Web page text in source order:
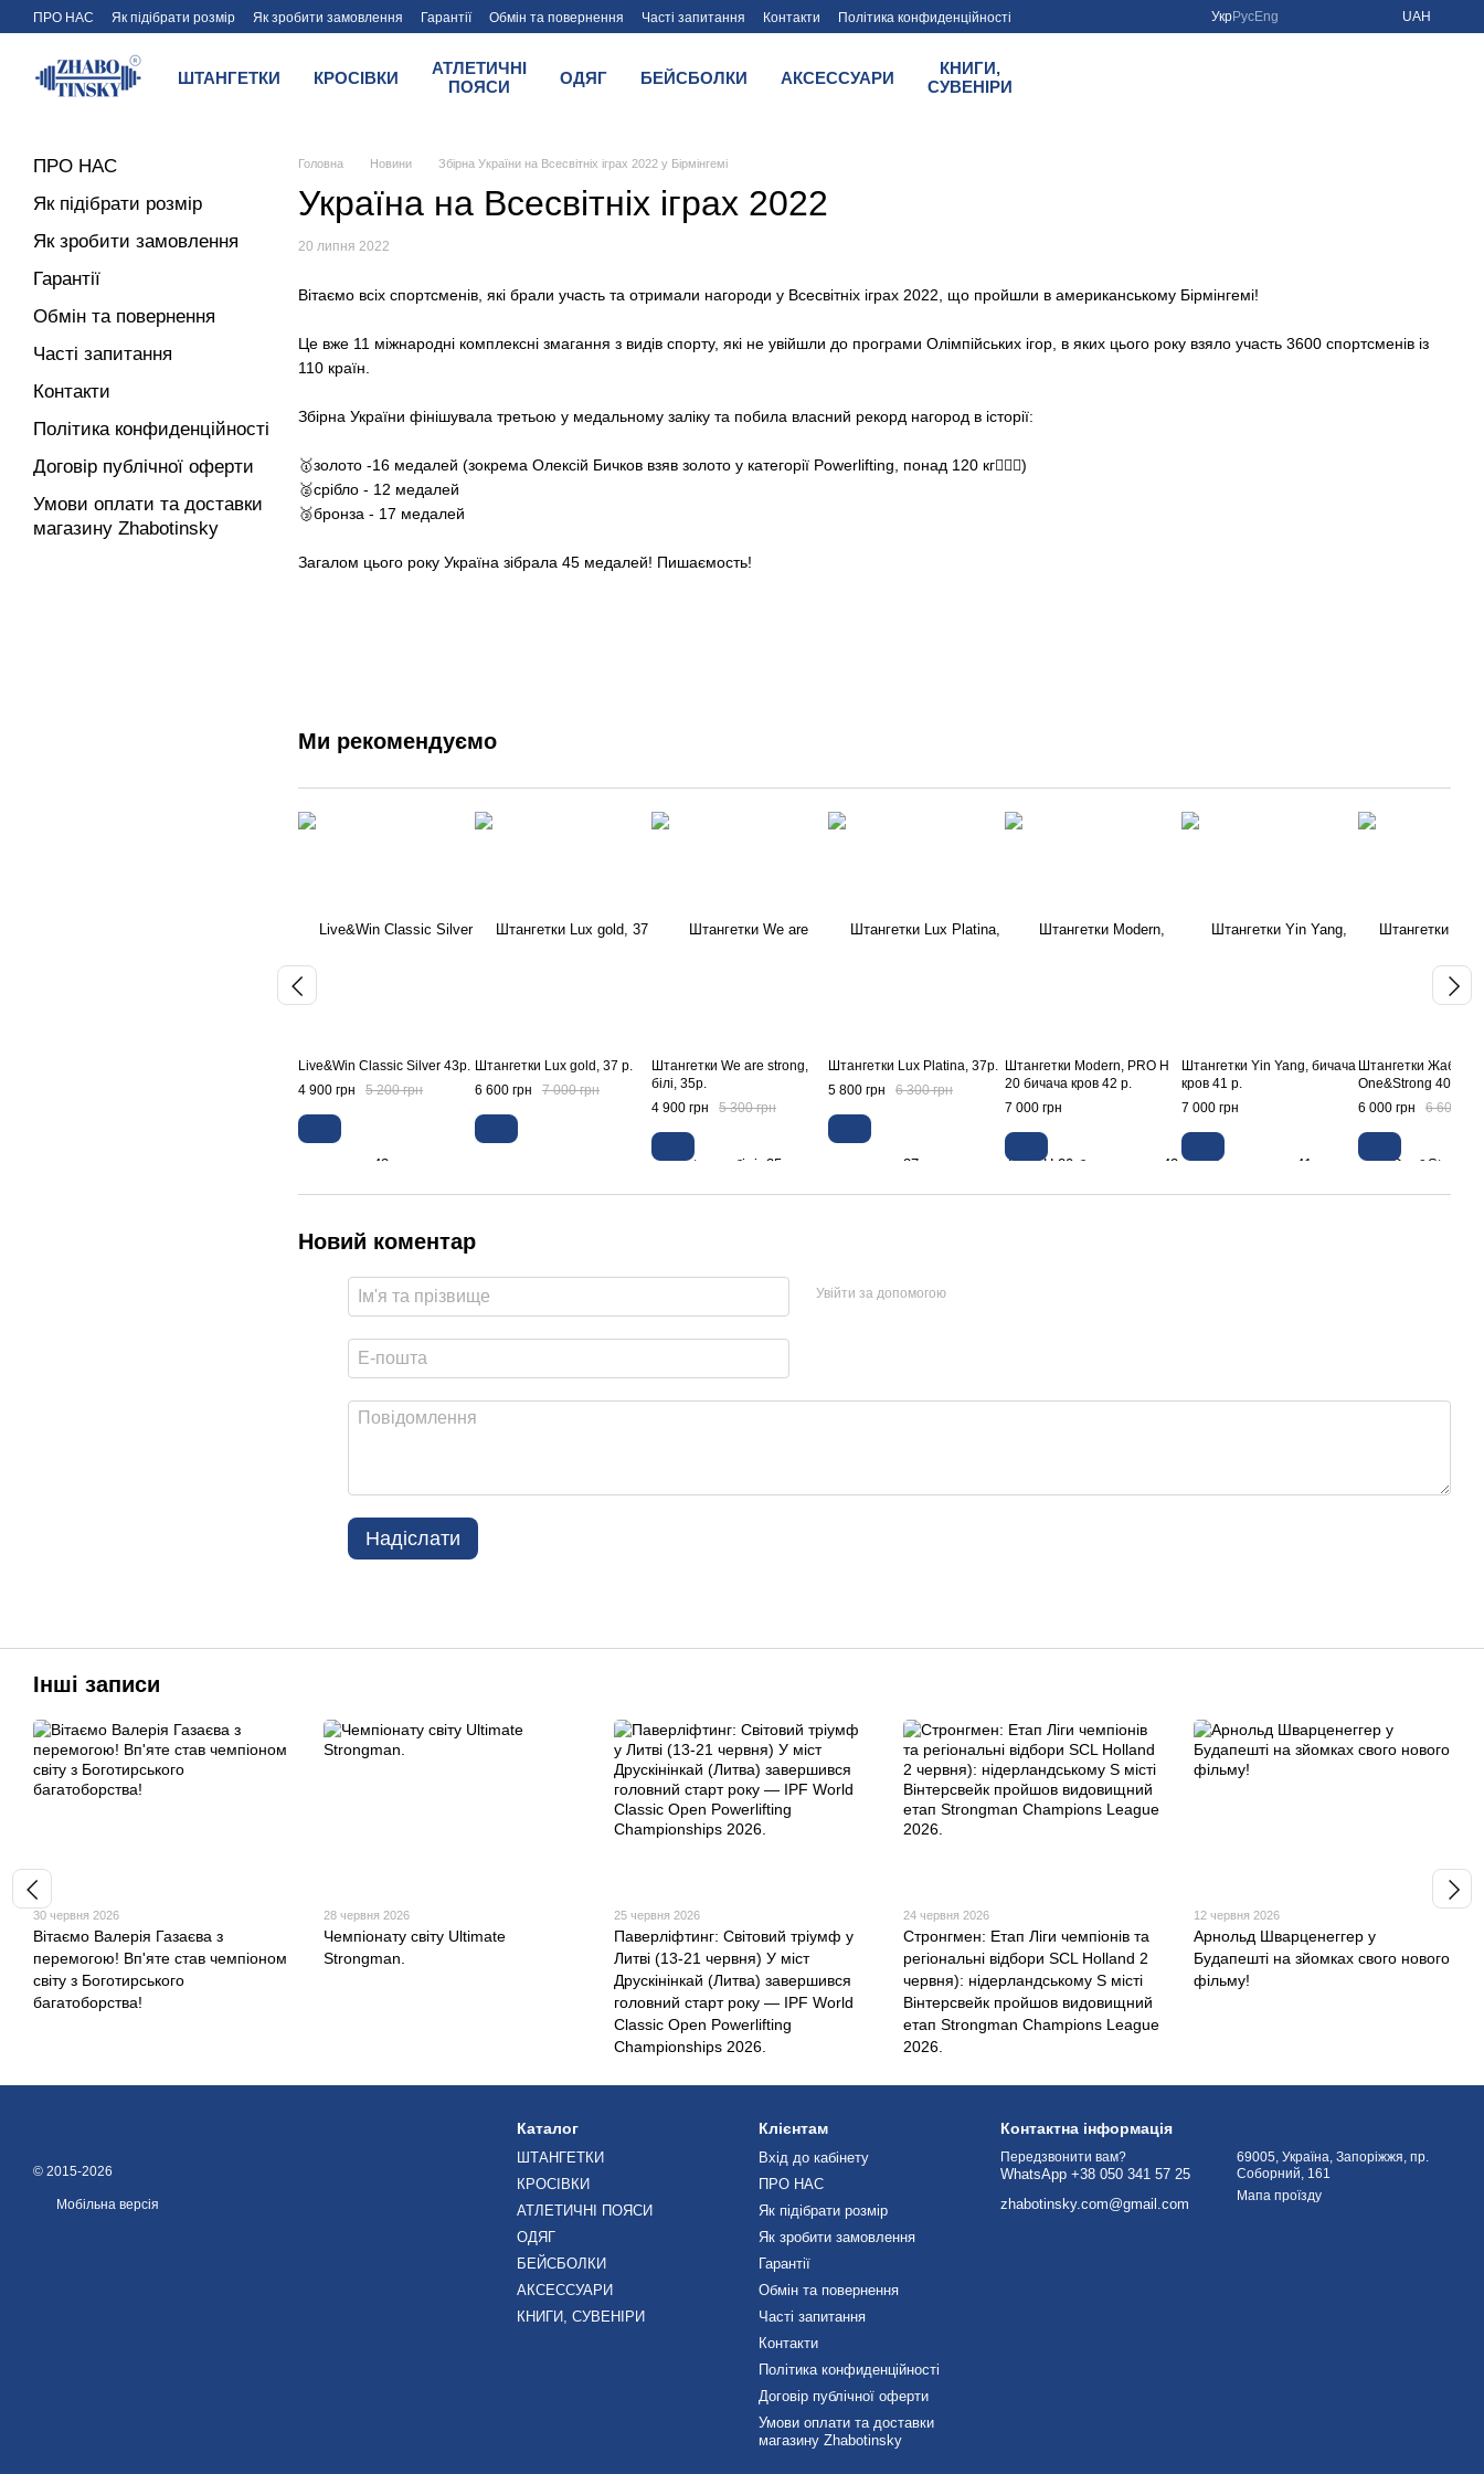
Перейти до основного контенту
ПРО НАС Як підібрати розмір Як зробити замовлення Гарантії Обмін та повернення Часті запитання Контакти
Політика конфиденційності
УкрРусEng UAH
ШТАНГЕТКИ КРОСІВКИ
АТЛЕТИЧНІ
ПОЯСИ
ОДЯГ БЕЙСБОЛКИ АКСЕССУАРИ
КНИГИ,
СУВЕНІРИ
Головна Новини Збірна України на Всесвітніх іграх 2022 у Бірмінгемі
Україна на Всесвітніх іграх 2022
20 липня 2022
Вітаємо всіх спортсменів, які брали участь та отримали нагороди у Всесвітніх іграх 2022, що пройшли в американському Бірмінгемі!
Це вже 11 міжнародні комплексні змагання з видів спорту, які не увійшли до програми Олімпійських ігор, в яких цього року взяло участь 3600 спортсменів із
110 країн.
Збірна України фінішувала третьою у медальному заліку та побила власний рекорд нагород в історії:
🥇золото -16 медалей (зокрема Олексій Бичков взяв золото у категорії Powerlifting, понад 120 кг🏋🏻‍♀️)
🥈срібло - 12 медалей
🥉бронза - 17 медалей
Загалом цього року Україна зібрала 45 медалей! Пишаємость!
Ми рекомендуємо
Live&Win Classic Silver 43р.
4 900 грн
5 200 грн
Штангетки Lux gold, 37 р.
6 600 грн
7 000 грн
Штангетки We are strong,
білі, 35р.
4 900 грн
5 300 грн
Штангетки Lux Platina, 37р.
5 800 грн
6 300 грн
Штангетки Modern, PRO H
20 бичача кров 42 р.
7 000 грн
Штангетки Yin Yang, бичача
кров 41 р.
7 000 грн
Штангетки
One&Strong 40р.
6 000 грн
6 600 грн
Новий коментар
Увійти за допомогою
Надіслати
ПРО НАС
Як підібрати розмір
Як зробити замовлення
Гарантії
Обмін та повернення
Часті запитання
Контакти
Політика конфиденційності
Договір публічної оферти
Умови оплати та доставки
магазину Zhabotinsky
Інші записи
30 червня 2026
Вітаємо Валерія Газаєва з
перемогою! Вп'яте став чемпіоном
світу з Боготирського
багатоборства!
28 червня 2026
Чемпіонату світу Ultimate
Strongman.
25 червня 2026
Паверліфтинг: Світовий тріумф у
Литві (13-21 червня) У міст
Друскінінкай (Литва) завершився
головний старт року — IPF World
Classic Open Powerlifting
Championships 2026.
24 червня 2026
Стронгмен: Етап Ліги чемпіонів та
регіональні відбори SCL Holland 2
червня): нідерландському S місті
Вінтерсвейк пройшов видовищний
етап Strongman Champions League
2026.
12 червня 2026
Арнольд Шварценеггер у
Будапешті на зйомках свого нового
фільму!
© 2015-2026
Мобільна версія
Каталог
ШТАНГЕТКИ
КРОСІВКИ
АТЛЕТИЧНІ ПОЯСИ
ОДЯГ
БЕЙСБОЛКИ
АКСЕССУАРИ
КНИГИ, СУВЕНІРИ
Клієнтам
Вхід до кабінету
ПРО НАС
Як підібрати розмір
Як зробити замовлення
Гарантії
Обмін та повернення
Часті запитання
Контакти
Політика конфиденційності
Договір публічної оферти
Умови оплати та доставки
магазину Zhabotinsky
Контактна інформація
Передзвонити вам?
WhatsApp +38 050 341 57 25
zhabotinsky.com@gmail.com
69005, Україна, Запоріжжя, пр.
Соборний, 161
Мапа проїзду